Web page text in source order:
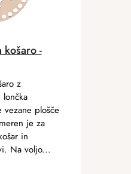
košaro -
z
plošče
je za
in
Na voljo...